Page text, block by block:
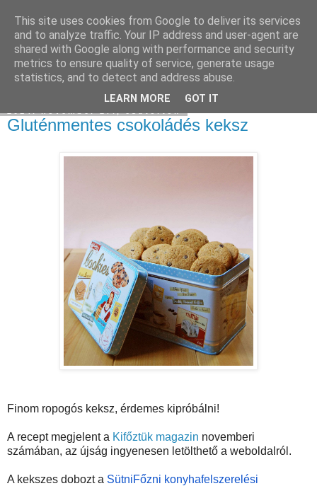
Moha Konyha
Gluténmentes csokoládés keksz
Finom ropogós keksz, érdemes kipróbálni!
A recept megjelent a Kifőztük magazin novemberi
számában, az újság ingyenesen letölthető a weboldalról.
A kekszes dobozt a SütniFőzni konyhafelszerelési
This site uses cookies from Google to deliver its services
and to analyze traffic. Your IP address and user-agent are
shared with Google along with performance and security
metrics to ensure quality of service, generate usage
statistics, and to detect and address abuse.
LEARN MORE GOT IT